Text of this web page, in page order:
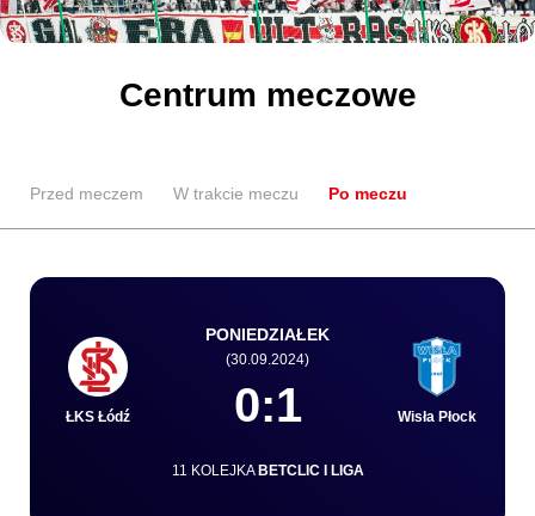
Bilety
Biznes
Dla mediów
Kibice
Centrum meczowe
Przed meczem W trakcie meczu Po meczu
ŁKS Łódź
PONIEDZIAŁEK
(30.09.2024)
0:1 Wisła Płock
11 KOLEJKA BETCLIC I LIGA